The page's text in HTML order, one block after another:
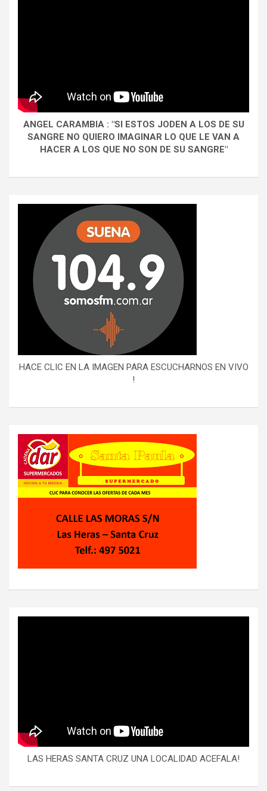
ANGEL CARAMBIA : "SI ESTOS JODEN A LOS DE SU
SANGRE NO QUIERO IMAGINAR LO QUE LE VAN A
HACER A LOS QUE NO SON DE SU SANGRE"
HACE CLIC EN LA IMAGEN PARA ESCUCHARNOS EN VIVO
!
LAS HERAS SANTA CRUZ UNA LOCALIDAD ACEFALA!